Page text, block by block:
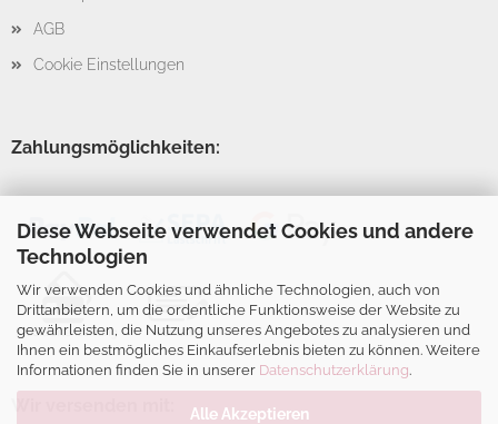
Diese Webseite verwendet Cookies und andere
Technologien
Wir verwenden Cookies und ähnliche Technologien, auch von
Drittanbietern, um die ordentliche Funktionsweise der Website zu
gewährleisten, die Nutzung unseres Angebotes zu analysieren und
Ihnen ein bestmögliches Einkaufserlebnis bieten zu können. Weitere
Informationen finden Sie in unserer Datenschutzerklärung.
Alle Akzeptieren
AGB
Cookie Einstellungen
Zahlungsmöglichkeiten: